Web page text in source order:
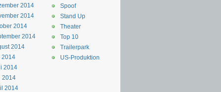
Spoof
Stand Up
Theater
Top 10
Trailerpark
US-Produktion
2014
2014
2014
2014
2014
2014
2014
2014
2014